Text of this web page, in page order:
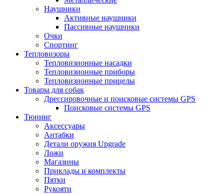
Наушники
Активные наушники
Пассивные наушники
Очки
Спортинг
Тепловизоры
Тепловизионные насадки
Тепловизионные приборы
Тепловизионные прицелы
Товары для собак
Дрессировочные и поисковые системы GPS
Поисковые системы GPS
Тюнинг
Аксессуары
Антабки
Детали оружия Upgrade
Ложи
Магазины
Приклады и комплекты
Пятки
Рукояти